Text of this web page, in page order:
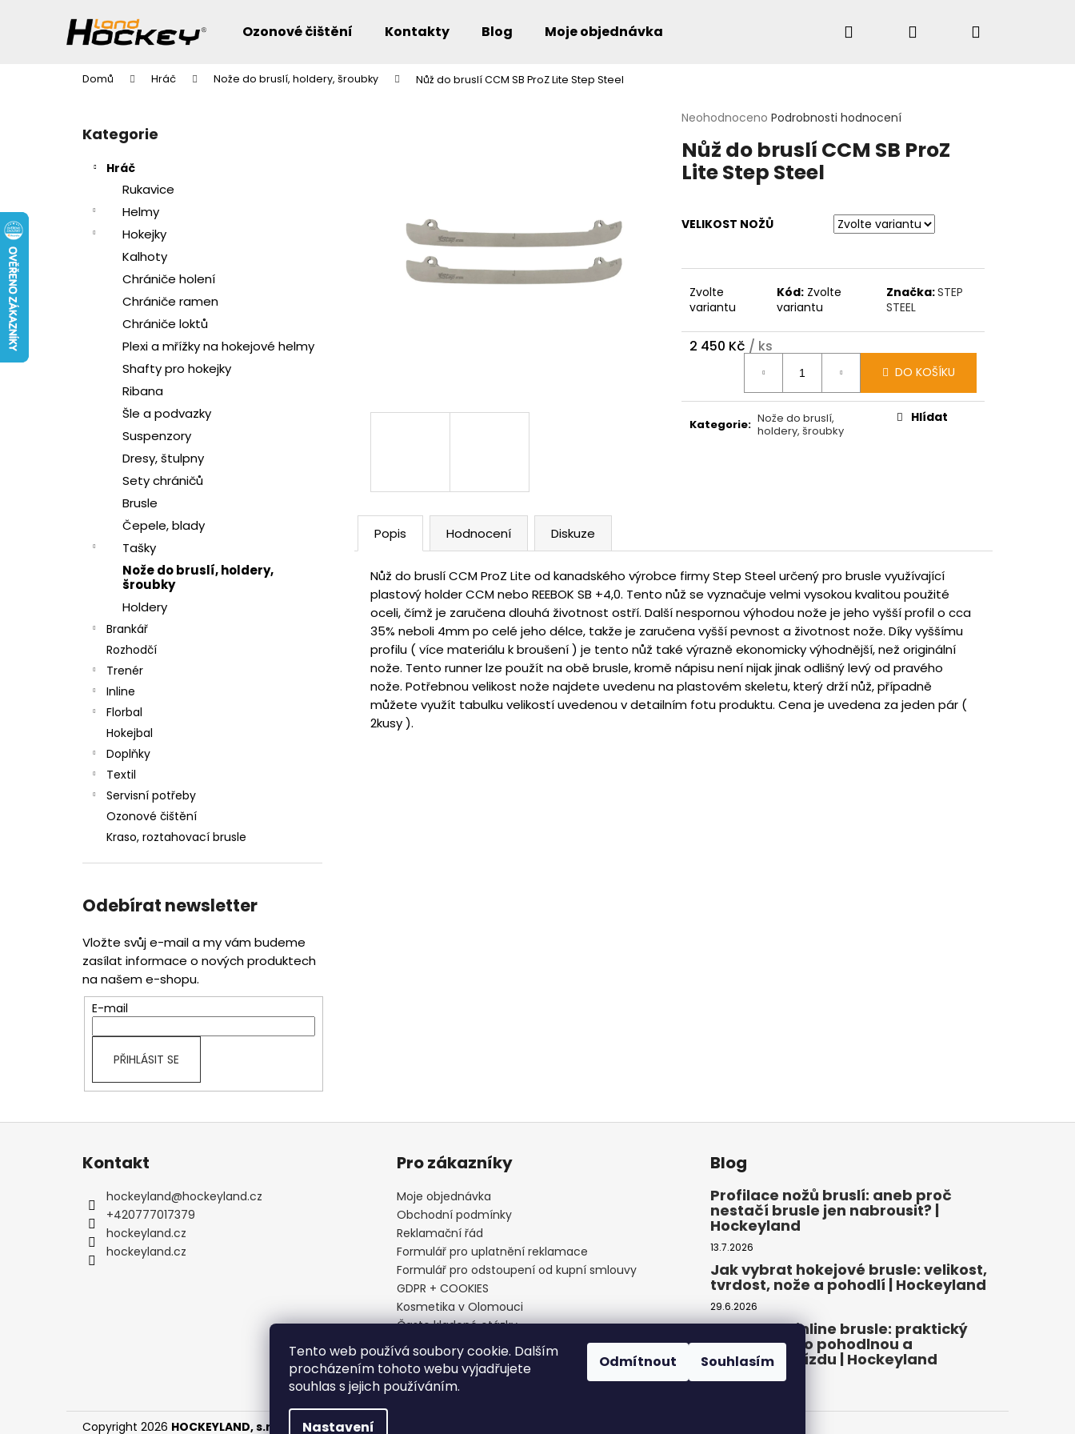
Tento web používá soubory cookie. Dalším
procházením tohoto webu vyjadřujete
souhlas s jejich používáním.
Nastavení
Odmítnout Souhlasím
Ozonové čištění Kontakty Blog Moje objednávka Přihlášení
Domů Hráč Nože do bruslí, holdery, šroubky Nůž do bruslí CCM SB ProZ Lite Step Steel
Přeskočit
kategorie
Kategorie
Hráč
Rukavice
Helmy
Hokejky
Kalhoty
Chrániče holení
Chrániče ramen
Chrániče loktů
Plexi a mřížky na hokejové helmy
Shafty pro hokejky
Ribana
Šle a podvazky
Suspenzory
Dresy, štulpny
Sety chráničů
Brusle
Čepele, blady
Tašky
Nože do bruslí, holdery,
šroubky
Holdery
Brankář
Rozhodčí
Trenér
Inline
Florbal
Hokejbal
Doplňky
Textil
Servisní potřeby
Ozonové čištění
Kraso, roztahovací brusle
Odebírat newsletter
Vložte svůj e-mail a my vám budeme
zasílat informace o nových produktech
na našem e-shopu.
E-mail
PŘIHLÁSIT SE
Průměrné
produktu
je
0,0
hvězdiček.
Neohodnoceno Podrobnosti hodnocení
Nůž do bruslí CCM SB ProZ
Lite Step Steel
VELIKOST NOŽŮ
Zvolte
variantu
Kód: Zvolte
variantu
Značka:STEP
STEEL
2 450 Kč / ks
DO KOŠÍKU
Kategorie: Nože do bruslí,
holdery, šroubky
Hlídat
Popis Hodnocení Diskuze
Nůž do bruslí CCM ProZ Lite od kanadského výrobce firmy Step Steel určený pro brusle využívající
plastový holder CCM nebo REEBOK SB +4,0. Tento nůž se vyznačuje velmi vysokou kvalitou použité
oceli, čímž je zaručena dlouhá životnost ostří. Další nespornou výhodou nože je jeho vyšší profil o cca
35% neboli 4mm po celé jeho délce, takže je zaručena vyšší pevnost a životnost nože. Díky vyššímu
profilu ( více materiálu k broušení ) je tento nůž také výrazně ekonomicky výhodnější, než originální
nože. Tento runner lze použít na obě brusle, kromě nápisu není nijak jinak odlišný levý od pravého
nože. Potřebnou velikost nože najdete uvedenu na plastovém skeletu, který drží nůž, případně
můžete využít tabulku velikostí uvedenou v detailním fotu produktu. Cena je uvedena za jeden pár (
2kusy ).
Zpět
obchodu
Zpět
obchodu
Co potřebujete najít?
Kontakt
hockeyland@hockeyland.cz
+420777017379
hockeyland.cz
hockeyland.cz
Pro zákazníky
Moje objednávka
Obchodní podmínky
Reklamační řád
Formulář pro uplatnění reklamace
Formulář pro odstoupení od kupní smlouvy
GDPR + COOKIES
Kosmetika v Olomouci
Často kladené otázky
Blog
Profilace nožů bruslí: aneb proč
nestačí brusle jen nabrousit? |
Hockeyland
13.7.2026
Jak vybrat hokejové brusle: velikost,
tvrdost, nože a pohodlí | Hockeyland
29.6.2026
Jak vybrat inline brusle: praktický
průvodce pro pohodlnou a
bezpečnou jízdu | Hockeyland
22.6.2026
Copyright 2026 HOCKEYLAND, s.r.o. . Všechna práva vyhrazena.